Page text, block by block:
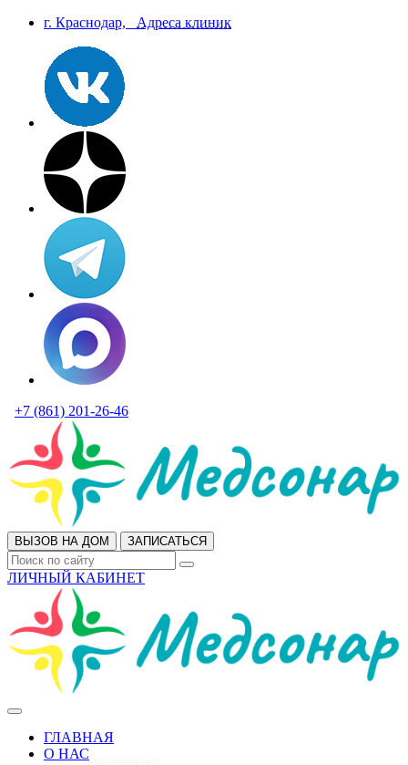
г. Краснодар, Aдреса клиник
+7 (861) 201-26-46
ВЫЗОВ НА ДОМ ЗАПИСАТЬСЯ
ЛИЧНЫЙ КАБИНЕТ
ГЛАВНАЯ
О НАС